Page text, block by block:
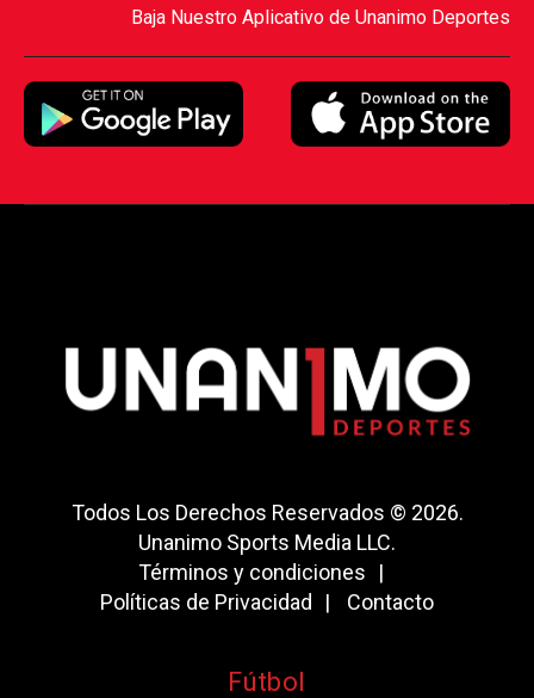
Baja Nuestro Aplicativo de Unanimo Deportes
Todos Los Derechos Reservados © 2026.
Unanimo Sports Media LLC.
Términos y condiciones
Políticas de Privacidad
Contacto
Fútbol